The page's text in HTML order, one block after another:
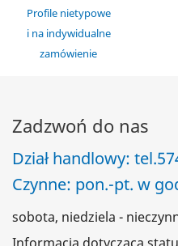
Profile nietypowe
i na indywidualne
zamówienie
Zadzwoń do nas
Dział handlowy: tel.
Czynne: pon.-pt. w
sobota, niedziela -